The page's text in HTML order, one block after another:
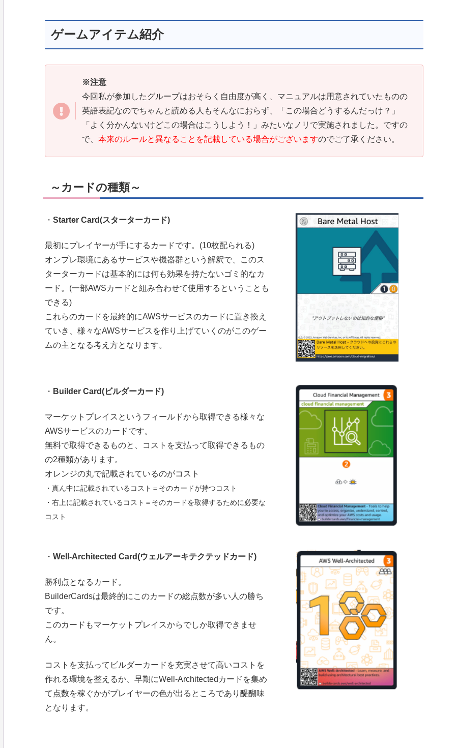
ゲームアイテム紹介
※注意
今回私が参加したグループはおそらく自由度が高く、マニュアルは用意されていたものの
英語表記なのでちゃんと読める人もそんなにおらず、「この場合どうするんだっけ？」
「よく分かんないけどこの場合はこうしよう！」みたいなノリで実施されました。ですの
で、 本来のルールと異なることを記載している場合がございますのでご了承ください。
～カードの種類～
・ Starter Card(スターターカード)
最初にプレイヤーが手にするカードです。(10枚配られる)
オンプレ環境にあるサービスや機器群という解釈で、このス
ターターカードは基本的には何も効果を持たないゴミ的なカ
ード。(一部AWSカードと組み合わせて使用するということも
できる)
これらのカードを最終的にAWSサービスのカードに置き換え
ていき、様々なAWSサービスを作り上げていくのがこのゲー
ムの主となる考え方となります。
・ Builder Card(ビルダーカード)
マーケットプレイスというフィールドから取得できる様々な
AWSサービスのカードです。
無料で取得できるものと、コストを支払って取得できるもの
の2種類があります。
オレンジの丸で記載されているのがコスト
・真ん中に記載されているコスト＝そのカードが持つコスト
・右上に記載されているコスト＝そのカードを取得するために必要な
コスト
・ Well-Architected Card(ウェルアーキテクテッドカード)
勝利点となるカード。
BuilderCardsは最終的にこのカードの総点数が多い人の勝ち
です。
このカードもマーケットプレイスからでしか取得できませ
ん。
コストを支払ってビルダーカードを充実させて高いコストを
作れる環境を整えるか、早期にWell-Architectedカードを集め
て点数を稼ぐかがプレイヤーの色が出るところであり醍醐味
となります。